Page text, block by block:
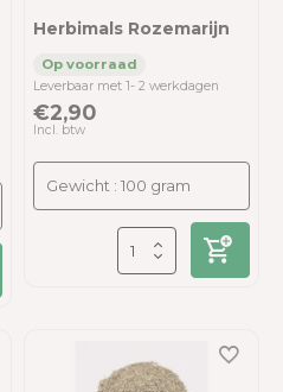
Herbimals Rozemarijn
Leverbaar met 1- 2 werkdagen
€2,90
Incl. btw